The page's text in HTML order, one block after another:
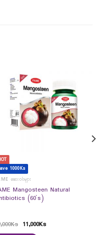
1000Ks
ဆေးဝါးများ
Mangosteen Natural
(60`s)
Ks 11,000Ks